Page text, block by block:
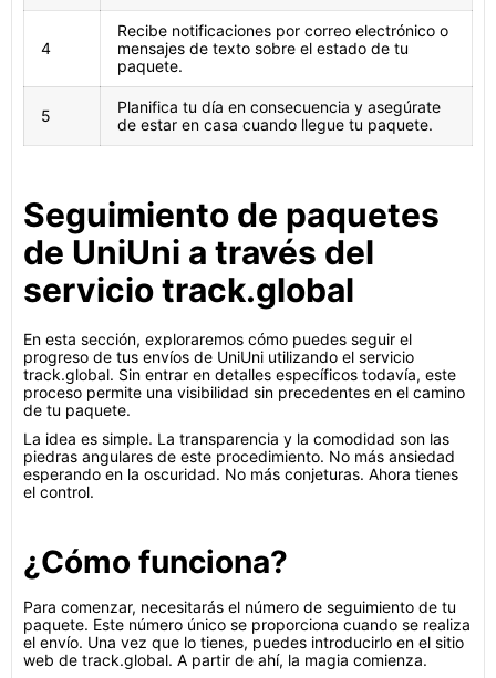
4
Recibe notificaciones por correo electrónico o
mensajes de texto sobre el estado de tu
paquete.
5
Planifica tu día en consecuencia y asegúrate
de estar en casa cuando llegue tu paquete.
Seguimiento de paquetes
de UniUni a través del
servicio track.global
En esta sección, exploraremos cómo puedes seguir el
progreso de tus envíos de UniUni utilizando el servicio
track.global. Sin entrar en detalles específicos todavía, este
proceso permite una visibilidad sin precedentes en el camino
de tu paquete.
La idea es simple. La transparencia y la comodidad son las
piedras angulares de este procedimiento. No más ansiedad
esperando en la oscuridad. No más conjeturas. Ahora tienes
el control.
¿Cómo funciona?
Para comenzar, necesitarás el número de seguimiento de tu
paquete. Este número único se proporciona cuando se realiza
el envío. Una vez que lo tienes, puedes introducirlo en el sitio
web de track.global. A partir de ahí, la magia comienza.